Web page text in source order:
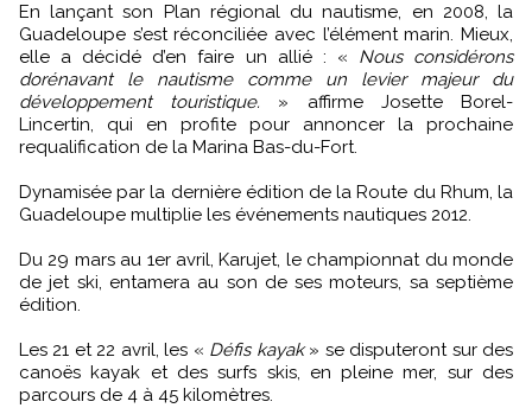
En lançant son Plan régional du nautisme, en 2008, la
Guadeloupe s’est réconciliée avec l’élément marin. Mieux,
elle a décidé d’en faire un allié : « Nous considérons
dorénavant le nautisme comme un levier majeur du
développement touristique. » affirme Josette Borel-
Lincertin, qui en profite pour annoncer la prochaine
requalification de la Marina Bas-du-Fort.
Dynamisée par la dernière édition de la Route du Rhum, la
Guadeloupe multiplie les événements nautiques 2012.
Du 29 mars au 1er avril, Karujet, le championnat du monde
de jet ski, entamera au son de ses moteurs, sa septième
édition.
Les 21 et 22 avril, les « Défis kayak» se disputeront sur des
canoës kayak et des surfs skis, en pleine mer, sur des
parcours de 4 à 45 kilomètres.